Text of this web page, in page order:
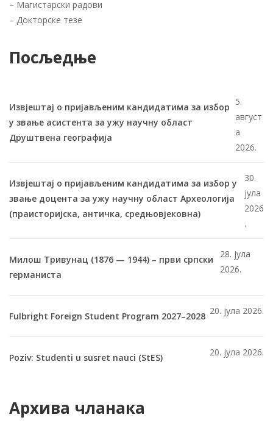
– Магистарски радови
– Докторске тезе
Посљедње
Извјештај о пријављеним кандидатима за избор
у звање асистента за ужу научну област
Друштвена географија
5.
август
а
2026.
Извјештај о пријављеним кандидатима за избор у
звање доцента за ужу научну област Археологија
(праисторијска, античка, средњовјековна)
30.
јула
2026
.
Милош Тривунац (1876 — 1944) – први српски
германиста
28. јула
2026.
Fulbright Foreign Student Program 2027–2028 20. јула 2026.
Poziv: Studenti u susret nauci (StES) 20. јула 2026.
Архива чланака